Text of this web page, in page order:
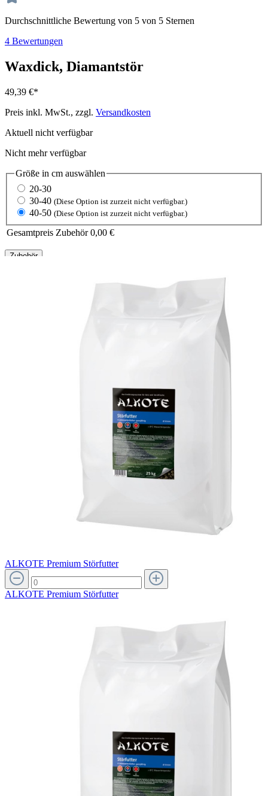
Durchschnittliche Bewertung von 5 von 5 Sternen
4 Bewertungen
Waxdick, Diamantstör
49,39 €*
Preis inkl. MwSt., zzgl. Versandkosten
Aktuell nicht verfügbar
Nicht mehr verfügbar
Größe in cm auswählen
20-30
30-40 (Diese Option ist zurzeit nicht verfügbar.)
40-50 (Diese Option ist zurzeit nicht verfügbar.)
Gesamtpreis Zubehör 0,00 €
Zubehör
ALKOTE Premium Störfutter
ALKOTE Premium Störfutter